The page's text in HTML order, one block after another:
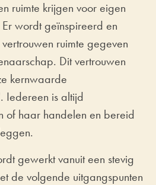
ruimte krijgen voor eigen
wordt geïnspireerd en
ruimte gegeven
Dit vertrouwen
kernwaarde
Iedereen is altijd
of haar handelen en bereid
gewerkt vanuit een stevig
de volgende uitgangspunten